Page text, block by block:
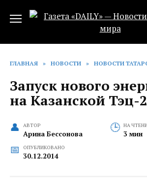
ГЛАВНАЯ » НОВОСТИ » НОВОСТИ
Запуск нового
на Казанской Тэц-2
АВТОР
Арина Бессонова
НА
3 мин
ОПУБЛИКОВАНО
30.12.2014